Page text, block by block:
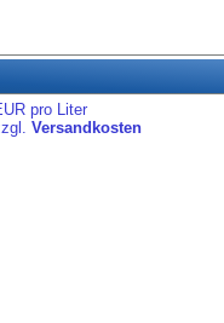
pro Liter
Versandkosten